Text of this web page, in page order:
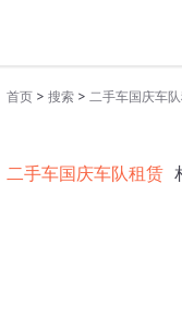
首页 > 搜索 > 二手车国庆车
二手车国庆车队租赁